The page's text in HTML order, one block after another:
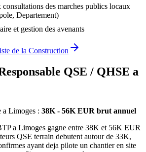
consultations des marches publics locaux
Departement)
et gestion des avenants
de la Construction
QSE / QHSE a
a Limoges : 38K - 56K EUR brut annuel
a Limoges gagne entre 38K et 56K EUR
QSE terrain debutent autour de 33K,
ayant deja pilote un chantier en site